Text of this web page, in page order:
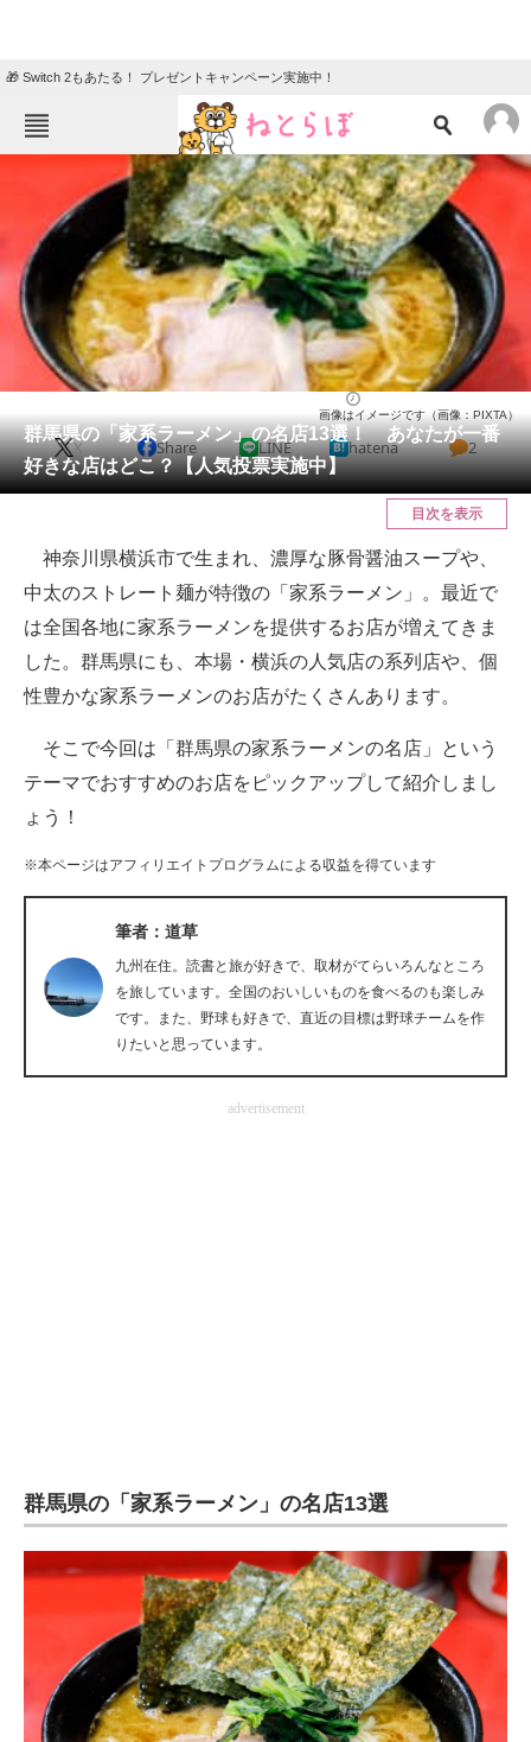
🎁 Switch 2もあたる！ プレゼントキャンペーン実施中！
ねとらぼメニュー
ニュース
エンタメ クイズ
グルメ 地域
住まい 教育・育児
リサーチ
会員記事
メディア
ITの今と未来を見通す
スマホと通信の最新トレンド
進化するPCとデバイスの未来
ビジネスと働き方のヒント
経営リーダーのコミュニティ
マーケ×ITの今がよく分かる
ITエンジニア向け専門サイト
ちょっと気になるネットの話題
群馬県の「家系ラーメン」の名店13選！ あなたが一番
好きな店はどこ？【人気投票実施中】
画像はイメージです（画像：PIXTA）
X Share LINE hatena 2
目次を表示
神奈川県横浜市で生まれ、濃厚な豚骨醤油スープや、
中太のストレート麺が特徴の「家系ラーメン」。最近で
は全国各地に家系ラーメンを提供するお店が増えてきま
した。群馬県にも、本場・横浜の人気店の系列店や、個
性豊かな家系ラーメンのお店がたくさんあります。
そこで今回は「群馬県の家系ラーメンの名店」という
テーマでおすすめのお店をピックアップして紹介しまし
ょう！
※本ページはアフィリエイトプログラムによる収益を得ています
筆者：道草
九州在住。読書と旅が好きで、取材がてらいろんなところ
を旅しています。全国のおいしいものを食べるのも楽しみ
です。また、野球も好きで、直近の目標は野球チームを作
りたいと思っています。
advertisement
群馬県の「家系ラーメン」の名店13選